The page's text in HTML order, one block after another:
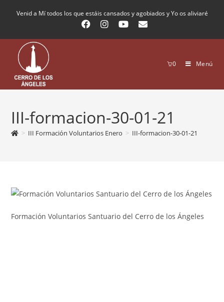
Venid a Mí todos los que estáis cansados y agobiados y Yo os aliviaré
0 Menú
III-formacion-30-01-21
> III Formación Voluntarios Enero > III-formacion-30-01-21
Formación Voluntarios Santuario del Cerro de los Ángeles